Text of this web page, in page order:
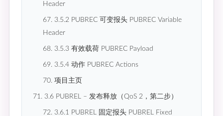
Header
67. 3.5.2 PUBREC 可变报头 PUBREC Variable
Header
68. 3.5.3 有效载荷 PUBREC Payload
69. 3.5.4 动作 PUBREC Actions
70. 项目主页
71. 3.6 PUBREL – 发布释放（QoS 2，第二步）
72. 3.6.1 PUBREL 固定报头 PUBREL Fixed